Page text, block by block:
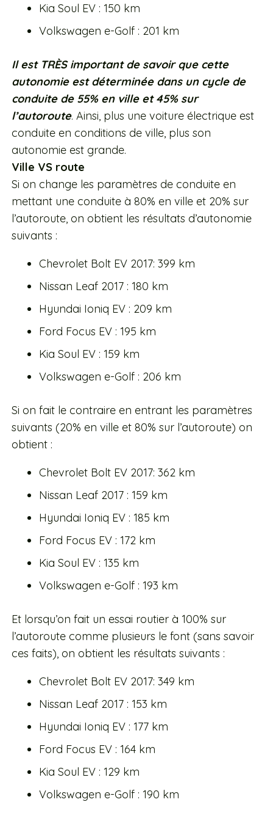
Kia Soul EV : 150 km
Volkswagen e-Golf : 201 km
Il est TRÈS important de savoir que cette
autonomie est déterminée dans un cycle de
conduite de 55% en ville et 45% sur
l’autoroute. Ainsi, plus une voiture électrique est
conduite en conditions de ville, plus son
autonomie est grande.
Ville VS route
Si on change les paramètres de conduite en
mettant une conduite à 80% en ville et 20% sur
l’autoroute, on obtient les résultats d’autonomie
suivants :
Chevrolet Bolt EV 2017: 399 km
Nissan Leaf 2017 : 180 km
Hyundai Ioniq EV : 209 km
Ford Focus EV : 195 km
Kia Soul EV : 159 km
Volkswagen e-Golf : 206 km
Si on fait le contraire en entrant les paramètres
suivants (20% en ville et 80% sur l’autoroute) on
obtient :
Chevrolet Bolt EV 2017: 362 km
Nissan Leaf 2017 : 159 km
Hyundai Ioniq EV : 185 km
Ford Focus EV : 172 km
Kia Soul EV : 135 km
Volkswagen e-Golf : 193 km
Et lorsqu’on fait un essai routier à 100% sur
l’autoroute comme plusieurs le font (sans savoir
ces faits), on obtient les résultats suivants :
Chevrolet Bolt EV 2017: 349 km
Nissan Leaf 2017 : 153 km
Hyundai Ioniq EV : 177 km
Ford Focus EV : 164 km
Kia Soul EV : 129 km
Volkswagen e-Golf : 190 km